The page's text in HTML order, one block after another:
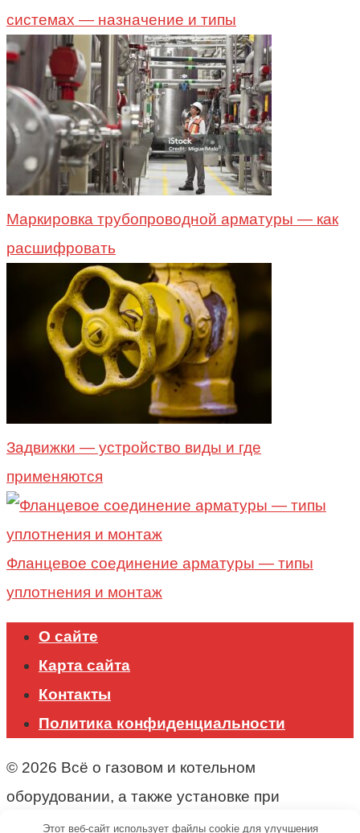
системах — назначение и типы
Маркировка трубопроводной арматуры — как
расшифровать
Задвижки — устройство виды и где
применяются
Фланцевое соединение арматуры — типы
уплотнения и монтаж
О сайте
Карта сайта
Контакты
Политика конфиденциальности
© 2026 Всё о газовом и котельном
оборудовании, а также установке при
строительстве.
Этот веб-сайт использует файлы cookie для улучшения